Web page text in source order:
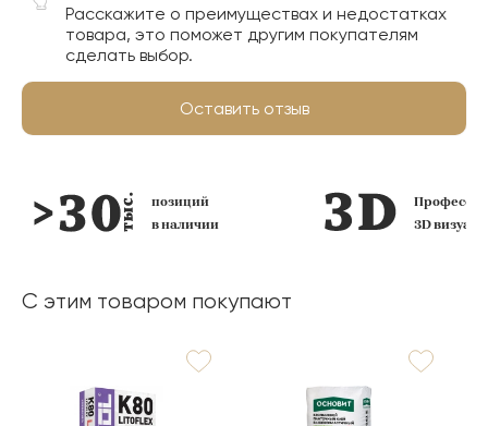
Расскажите о преимуществах и недостатках
товара, это поможет другим покупателям
сделать выбор.
Оставить отзыв
позиций
в наличии
3D
С этим товаром покупают